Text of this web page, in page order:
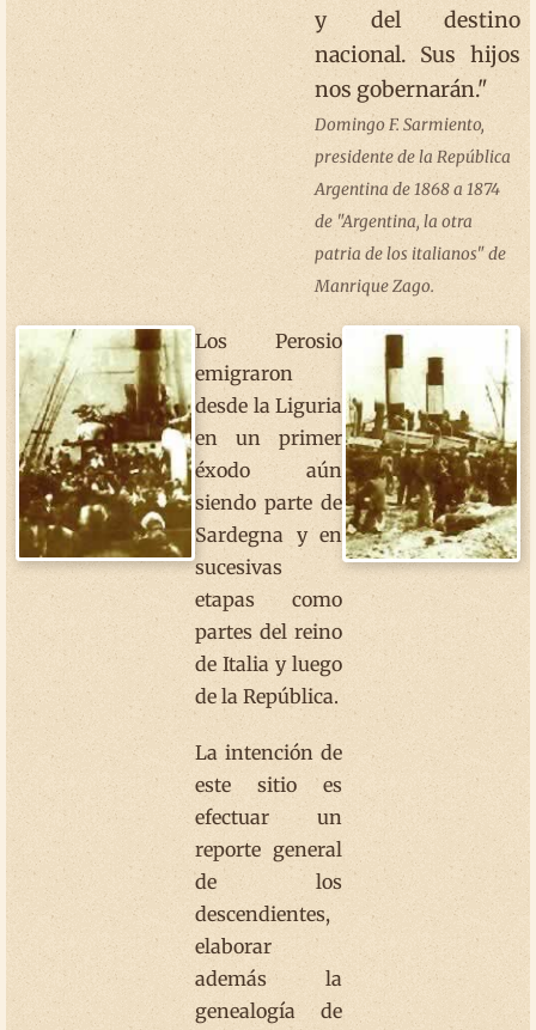
y del destino
nacional. Sus hijos
nos gobernarán."
Domingo F. Sarmiento,
presidente de la República
Argentina de 1868 a 1874
de "Argentina, la otra
patria de los italianos" de
Manrique Zago.
Los Perosio
emigraron
desde la Liguria
en un primer
éxodo aún
siendo parte de
Sardegna y en
sucesivas
etapas como
partes del reino
de Italia y luego
de la República.
La intención de
este sitio es
efectuar un
reporte general
de los
descendientes,
elaborar
además la
genealogía de